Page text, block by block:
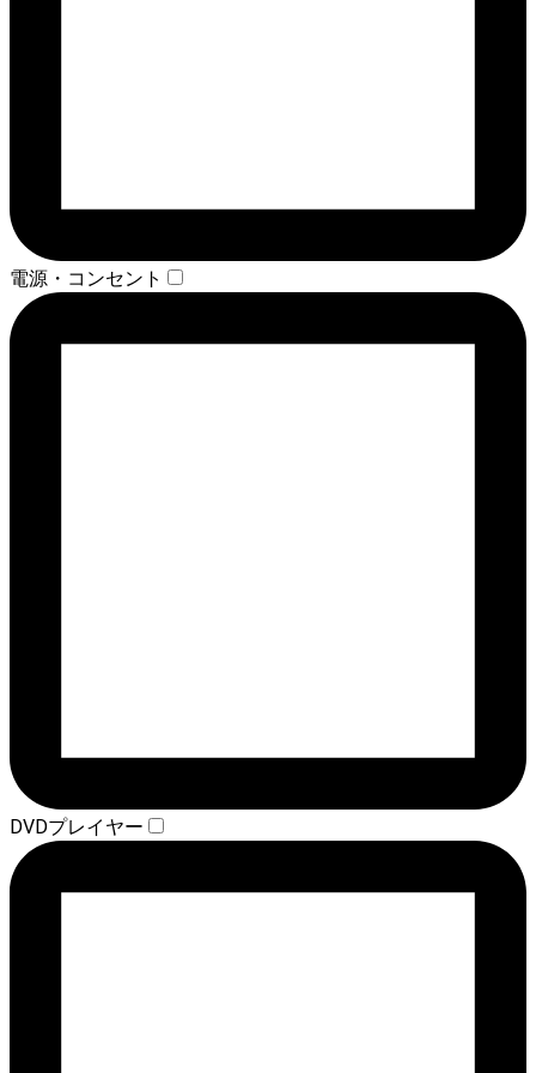
電源・コンセント
DVDプレイヤー